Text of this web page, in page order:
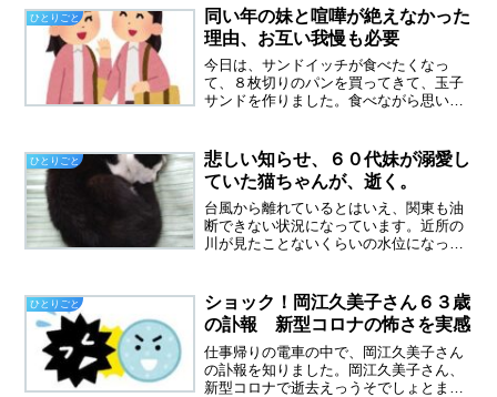
かけちゃだめだーと後悔しました。悲し
い知らせ帰りの電車の中で、...
ひとりごと
同い年の妹と喧嘩が絶えなかった
理由、お互い我慢も必要
今日は、サンドイッチが食べたくなっ
て、８枚切りのパンを買ってきて、玉子
サンドを作りました。食べながら思い出
通です。連絡がないと、平和です、平和
な時間がずっと続いて欲しい...
ひとりごと
悲しい知らせ、６０代妹が溺愛し
ていた猫ちゃんが、逝く。
台風から離れているとはいえ、関東も油
断できない状況になっています。近所の
川が見たことないくらいの水位になって
去るのを待つしかないですね。悲しい知
らせが届きました。妹が溺...
ひとりごと
ショック！岡江久美子さん６３歳
の訃報 新型コロナの怖さを実感
仕事帰りの電車の中で、岡江久美子さん
の訃報を知りました。岡江久美子さん、
新型コロナで逝去えっうそでしょとまず